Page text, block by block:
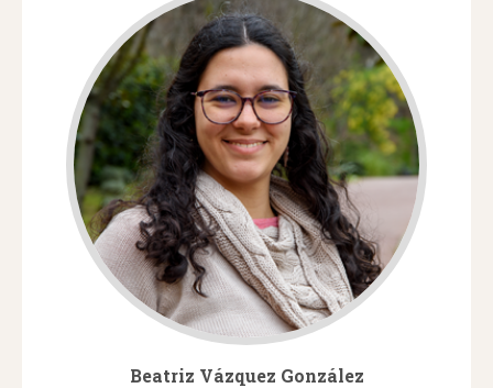
Beatriz Vázquez González